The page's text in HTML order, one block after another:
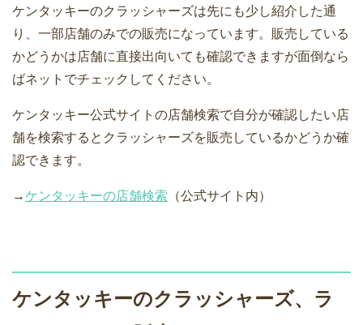
ケンタッキーのクラッシャーズは先にも少し紹介した通
り、一部店舗のみでの販売になっています。販売している
かどうかは店舗に直接出向いても確認できますが面倒なら
ばネットでチェックしてください。
ケンタッキー公式サイトの店舗検索で自分が確認したい店
舗を検索するとクラッシャーズを販売しているかどうか確
認できます。
→ケンタッキーの店舗検索 （公式サイト内）
ケンタッキーのクラッシャーズ、ラ